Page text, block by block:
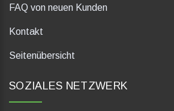
FAQ von neuen Kunden
Kontakt
Seitenübersicht
SOZIALES NETZWERK